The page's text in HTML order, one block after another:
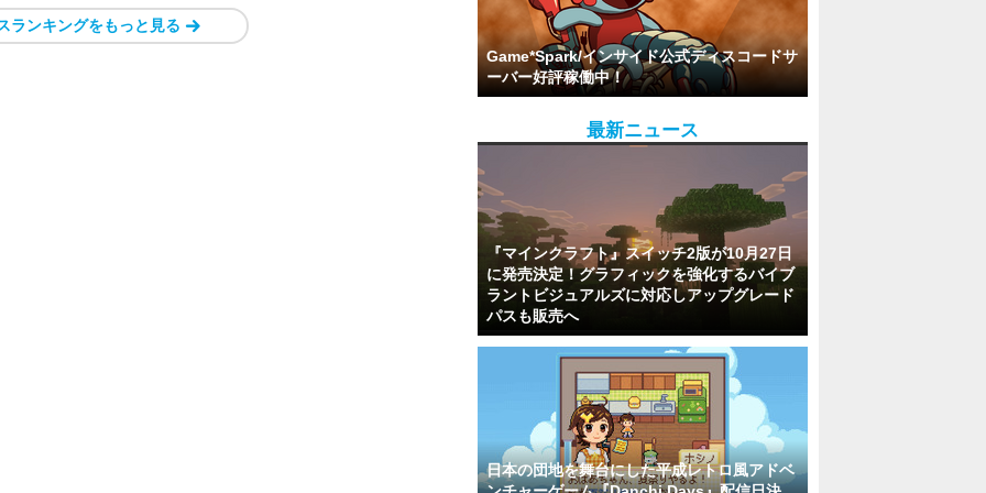
ランキングをもっと見る
Game*Spark/インサイド公式ディスコードサ
ーバー好評稼働中！
最新ニュース
『マインクラフト』スイッチ2版が10月27日
に発売決定！グラフィックを強化するバイブ
ラントビジュアルズに対応しアップグレード
パスも販売へ
日本の団地を舞台にした平成レトロ風アドベ